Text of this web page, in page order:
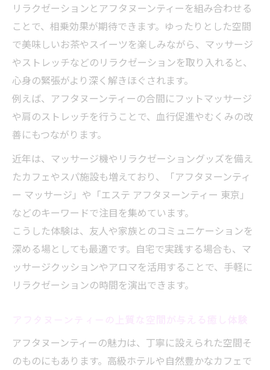
リラクゼーションを求める女性に人気のア
フタヌーンティー
アフタヌーンティーとグッズで感じる癒し
のひととき
アフタヌーンティーとマッサージで実感する癒
やし効果
アフタヌーンティーと足マッサージで疲れ
アフタヌーンティーとマッサージクッショ
ンの活用術
アフタヌーンティーの後にマッサージが効
果的な理由
マッサージ機とアフタヌーンティーの相性
を解説
癒やし効果を高めるアフタヌーンティーの
アフタヌーンティーが身体の疲労回復に役
立つ理由
リラクゼーションとアフタヌーンティーを組み合わせる
ことで、相乗効果が期待できます。ゆったりとした空間
で美味しいお茶やスイーツを楽しみながら、マッサージ
やストレッチなどのリラクゼーションを取り入れると、
心身の緊張がより深く解きほぐされます。
例えば、アフタヌーンティーの合間にフットマッサージ
や肩のストレッチを行うことで、血行促進やむくみの改
善にもつながります。
近年は、マッサージ機やリラクゼーショングッズを備え
たカフェやスパ施設も増えており、「アフタヌーンティ
ー マッサージ」や「エステ アフタヌーンティー 東京」
などのキーワードで注目を集めています。
こうした体験は、友人や家族とのコミュニケーションを
深める場としても最適です。自宅で実践する場合も、マ
ッサージクッションやアロマを活用することで、手軽に
リラクゼーションの時間を演出できます。
アフタヌーンティーの魅力は、丁寧に設えられた空間そ
のものにもあります。高級ホテルや自然豊かなカフェで